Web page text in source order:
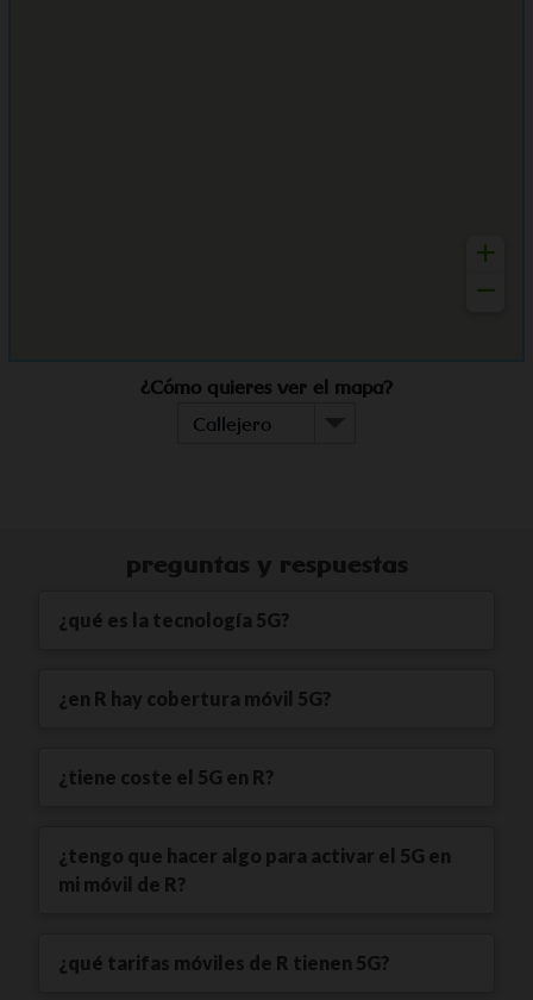
preguntas y respuestas
¿qué es la tecnología 5G?
¿en R hay cobertura móvil 5G?
¿tiene coste el 5G en R?
¿tengo que hacer algo para activar el 5G en
mi móvil de R?
¿qué tarifas móviles de R tienen 5G?